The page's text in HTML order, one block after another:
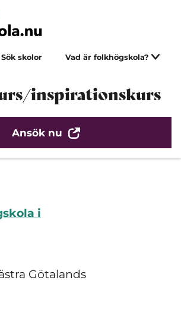
Sök skolor Vad är folkhögskola?
inspirationskurs
Ansök nu
i
Götalands